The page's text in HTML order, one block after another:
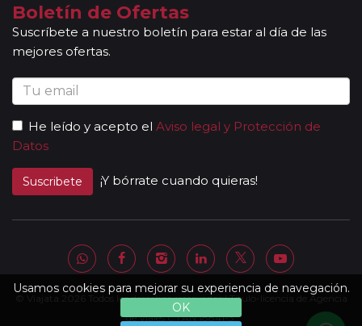
Usamos cookies para mejorar su experiencia de navegación.
OK
Boletín de Ofertas
Suscríbete a nuestro boletín para estar al día de las
mejores ofertas.
He leído y acepto el Aviso legal y Protección de
Datos
Suscribete ¡Y bórrate cuando quieras!
© Viajata 2026 Todos los derechos reservados | Título-licencia de Agencia
de Viajes C.I.AN 18841-3.